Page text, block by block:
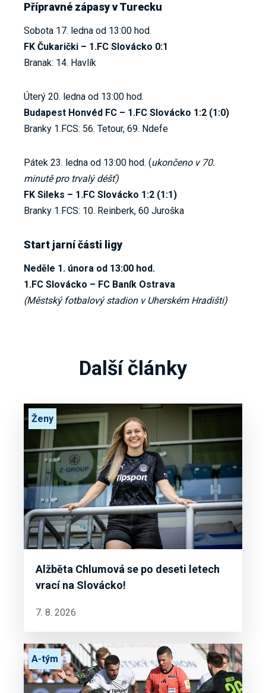
Přípravné zápasy v Turecku
Sobota 17. ledna od 13:00 hod.
FK Čukarički – 1.FC Slovácko 0:1
Branak: 14. Havlík
Úterý 20. ledna od 13:00 hod.
Budapest Honvéd FC – 1.FC Slovácko 1:2 (1:0)
Branky 1.FCS: 56. Tetour, 69. Ndefe
Pátek 23. ledna od 13:00 hod. (ukončeno v 70.
minutě pro trvalý déšť)
FK Sileks – 1.FC Slovácko 1:2 (1:1)
Branky 1.FCS: 10. Reinberk, 60 Juroška
Start jarní části ligy
Neděle 1. února od 13:00 hod.
1.FC Slovácko – FC Baník Ostrava
(Městský fotbalový stadion v Uherském Hradišti)
Další články
Alžběta Chlumová se po deseti letech
vrací na Slovácko!
Ženy
7. 8. 2026
A-tým